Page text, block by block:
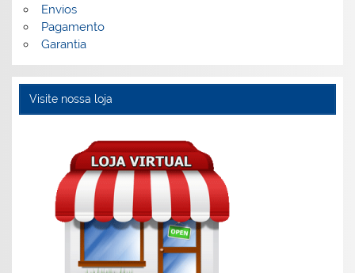
Envios
Pagamento
Garantia
Visite nossa loja